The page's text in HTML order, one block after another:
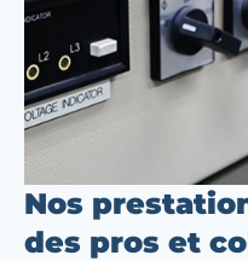
Nos
des pros et